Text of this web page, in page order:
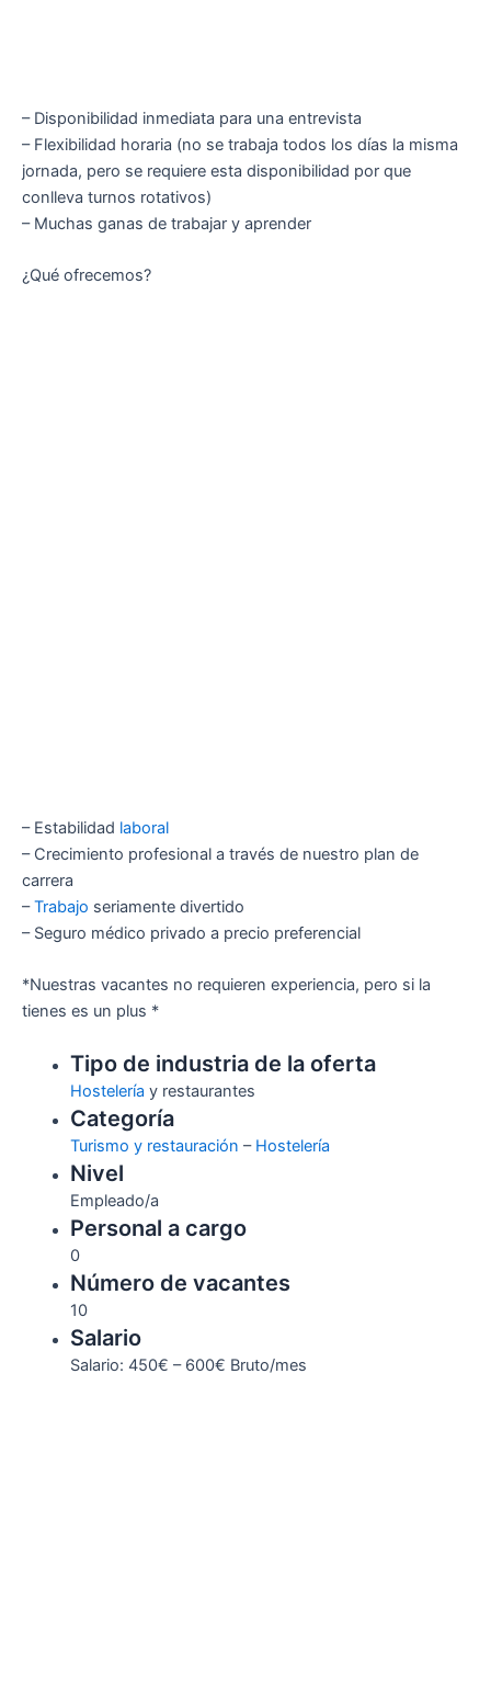
– Disponibilidad inmediata para una entrevista
– Flexibilidad horaria (no se trabaja todos los días la misma
jornada, pero se requiere esta disponibilidad por que
conlleva turnos rotativos)
– Muchas ganas de trabajar y aprender
¿Qué ofrecemos?
– Estabilidad laboral
– Crecimiento profesional a través de nuestro plan de
carrera
–Trabajo seriamente divertido
– Seguro médico privado a precio preferencial
*Nuestras vacantes no requieren experiencia, pero si la
tienes es un plus *
Tipo de industria de la oferta
Hostelería y restaurantes
Categoría
Turismo y restauración – Hostelería
Nivel
Empleado/a
Personal a cargo
0
Número de vacantes
10
Salario
Salario: 450€ – 600€ Bruto/mes